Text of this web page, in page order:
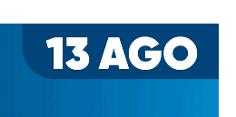
tres intentos de rescindir o
han hecho sin haber
que no avanzó pese a 350 mil